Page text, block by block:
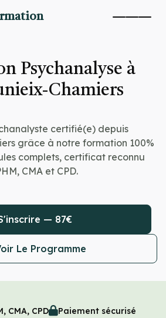
Psychanalyse à
Chamiers
certifié(e) depuis
grâce à notre formation 100%
complets, certificat reconnu
CMA et CPD.
— 87€
Le Programme
CMA, CPD
Paiement sécurisé